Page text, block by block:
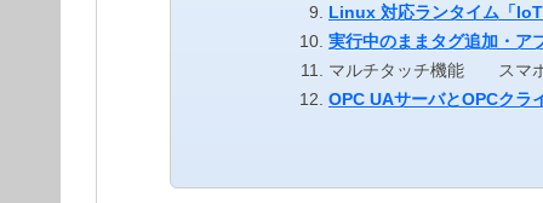
Linux 対応ランタイム「
実行中のままタグ追加・ア
マルチタッチ機能 スマホ
OPC UAサーバとOPCクラ